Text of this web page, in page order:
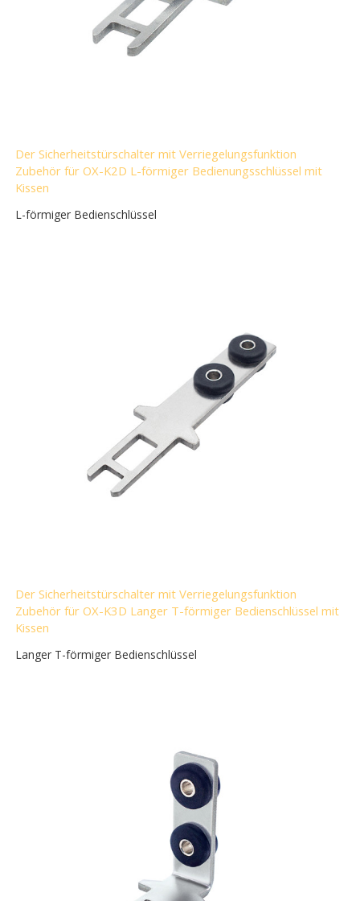
Der Sicherheitstürschalter mit Verriegelungsfunktion
Zubehör für OX-K2D L-förmiger Bedienungsschlüssel mit
Kissen
L-förmiger Bedienschlüssel
Der Sicherheitstürschalter mit Verriegelungsfunktion
Zubehör für OX-K3D Langer T-förmiger Bedienschlüssel mit
Kissen
Langer T-förmiger Bedienschlüssel